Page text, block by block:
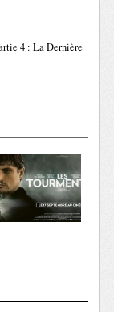
4 : La Dernière